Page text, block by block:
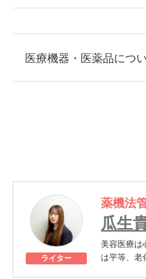
医療機器・医薬品につ
ライター
薬機法
瓜生
美容医療は
は平等、老